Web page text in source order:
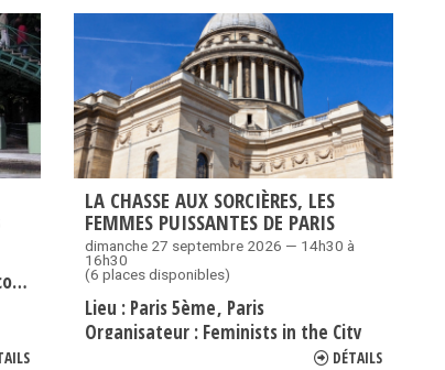
LA CHASSE AUX SORCIÈRES, LES
FEMMES PUISSANTES DE PARIS
dimanche 27 septembre 2026 — 14h30 à
16h30
(6 places disponibles)
Lieu : Paris 5ème Paris
Organisateur : Feminists in the City
DÉTAILS